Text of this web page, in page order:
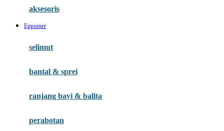
Habbie
Haenim
aksesoris
Epporner
selimut
bantal & sprei
ranjang bayi & balita
perabotan